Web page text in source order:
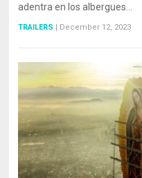
adentra en los albergues…
TRAILERS | December 12, 2023